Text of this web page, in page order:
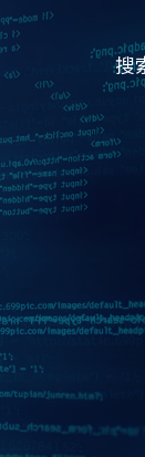
搜
搜